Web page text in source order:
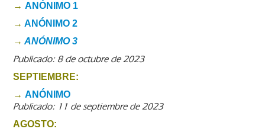
→ ANÓNIMO 1
→ANÓNIMO 2
→ANÓNIMO 3
Publicado: 8 de octubre de 2023
SEPTIEMBRE:
→ANÓNIMO
Publicado: 11 de septiembre de 2023
AGOSTO: